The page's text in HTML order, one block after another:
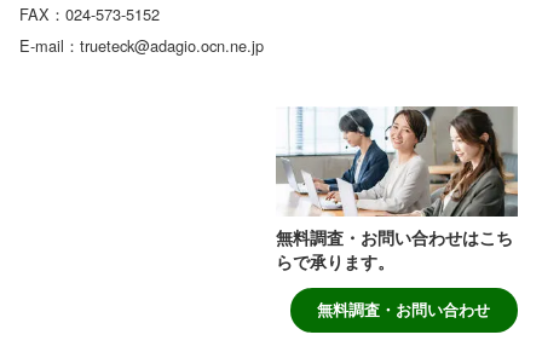
FAX：024-573-5152
E-mail：trueteck@adagio.ocn.ne.jp
無料調査・お問い合わせはこち
らで承ります。
無料調査・お問い合わせ